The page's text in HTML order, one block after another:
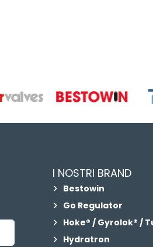
I NOSTRI BRAND
Bestowin
Go Regulator
Hoke® / Gyrolok® /
Hydratron